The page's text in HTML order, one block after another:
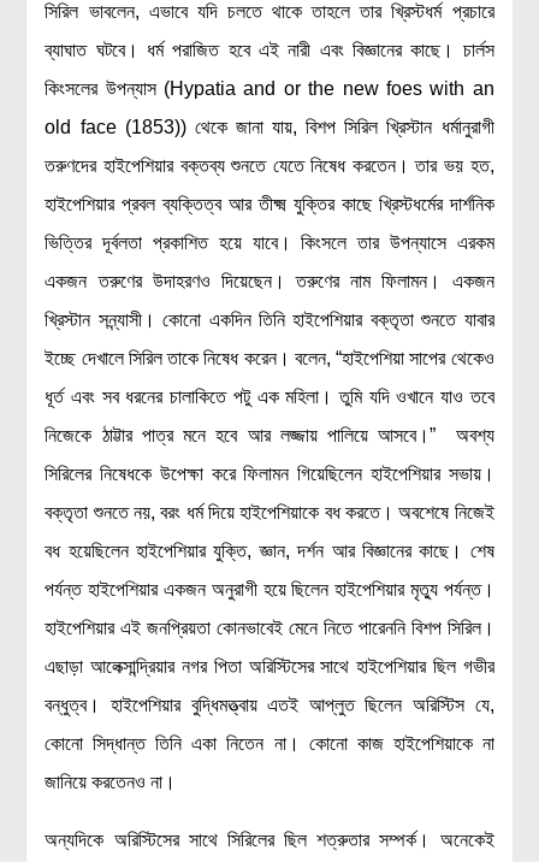
সিরিল ভাবলেন, এভাবে যদি চলতে থাকে তাহলে তার খ্রিস্টধর্ম প্রচারে
ব্যাঘাত ঘটবে। ধর্ম পরাজিত হবে এই নারী এবং বিজ্ঞানের কাছে। চার্লস
কিংসলের উপন্যাস (Hypatia and or the new foes with an
old face (1853)) থেকে জানা যায়, বিশপ সিরিল খ্রিস্টান ধর্মানুরাগী
তরুণদের হাইপেশিয়ার বক্তব্য শুনতে যেতে নিষেধ করতেন। তার ভয় হত,
হাইপেশিয়ার প্রবল ব্যক্তিত্ব আর তীক্ষ্ম যুক্তির কাছে খ্রিস্টধর্মের দার্শনিক
ভিত্তির দূর্বলতা প্রকাশিত হয়ে যাবে। কিংসলে তার উপন্যাসে এরকম
একজন তরুণের উদাহরণও দিয়েছেন। তরুণের নাম ফিলামন। একজন
খ্রিস্টান সন্ন্যাসী। কোনো একদিন তিনি হাইপেশিয়ার বক্তৃতা শুনতে যাবার
ইচ্ছে দেখালে সিরিল তাকে নিষেধ করেন। বলেন, “হাইপেশিয়া সাপের থেকেও
ধূর্ত এবং সব ধরনের চালাকিতে পটু এক মহিলা। তুমি যদি ওখানে যাও তবে
নিজেকে ঠাট্টার পাত্র মনে হবে আর লজ্জায় পালিয়ে আসবে।” অবশ্য
সিরিলের নিষেধকে উপেক্ষা করে ফিলামন গিয়েছিলেন হাইপেশিয়ার সভায়।
বক্তৃতা শুনতে নয়, বরং ধর্ম দিয়ে হাইপেশিয়াকে বধ করতে। অবশেষে নিজেই
বধ হয়েছিলেন হাইপেশিয়ার যুক্তি, জ্ঞান, দর্শন আর বিজ্ঞানের কাছে। শেষ
পর্যন্ত হাইপেশিয়ার একজন অনুরাগী হয়ে ছিলেন হাইপেশিয়ার মৃত্যু পর্যন্ত।
হাইপেশিয়ার এই জনপ্রিয়তা কোনভাবেই মেনে নিতে পারেননি বিশপ সিরিল।
এছাড়া আলেক্সান্দ্রিয়ার নগর পিতা অরিস্টিসের সাথে হাইপেশিয়ার ছিল গভীর
বন্ধুত্ব। হাইপেশিয়ার বুদ্ধিমত্ত্বায় এতই আপ্লুত ছিলেন অরিস্টিস যে,
কোনো সিদ্ধান্ত তিনি একা নিতেন না। কোনো কাজ হাইপেশিয়াকে না
জানিয়ে করতেনও না।
অন্যদিকে অরিস্টিসের সাথে সিরিলের ছিল শত্রুতার সম্পর্ক। অনেকেই